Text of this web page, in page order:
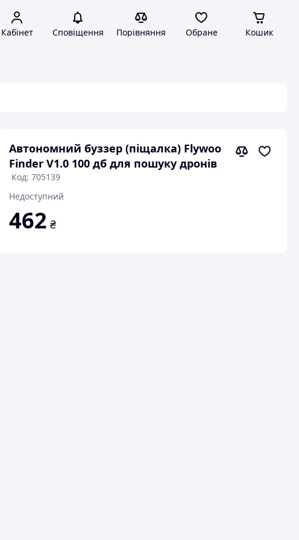
Кабінет Сповіщення Порівняння Обране Кошик
Автономний буззер (піщалка) Flywoo
Finder V1.0 100 дб для пошуку дронів
Код: 705139
Недоступний
462 ₴